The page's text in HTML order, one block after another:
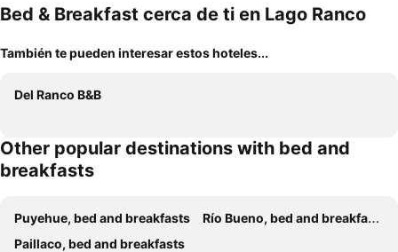
Bed & Breakfast cerca de ti en Lago Ranco
También te pueden interesar estos hoteles...
Del Ranco B&B
Other popular destinations with bed and
breakfasts
Puyehue, bed and breakfasts
Río Bueno, bed and breakfasts
Paillaco, bed and breakfasts